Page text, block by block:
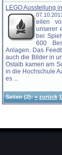
LEGO Ausstellung
eilen
unserer
bei
600
Anlagen. Das
auch die Bilder in
Ostalb kamen am
in die Hochschule
es ...
Seiten(2):< zurück 1